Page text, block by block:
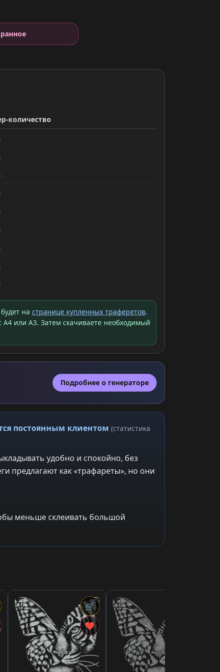
количество
на странице купленных траферетов.
или A3. Затем скачиваете необходимый
Подробнее о генераторе
постоянным клиентом (статистика
удобно и спокойно, без
предлагают как «трафареты», но они
меньше склеивать большой
🛒
❤